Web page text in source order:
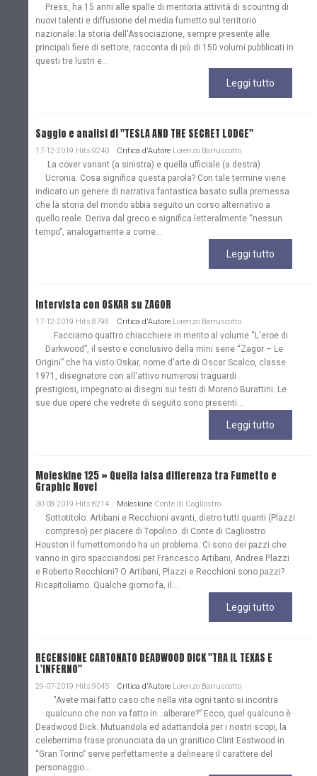
Press, ha 15 anni alle spalle di meritoria attività di scountng di
nuovi talenti e diffusione del media fumetto sul territorio
nazionale: la storia dell'Associazione, sempre presente alle
principali fiere di settore, racconta di più di 150 volumi pubblicati in
questi tre lustri e...
Leggi tutto
Saggio e analisi di "TESLA AND THE SECRET LODGE"
17-12-2019 Hits:9240 Critica d'Autore Lorenzo Barruscotto
La cover variant (a sinistra) e quella ufficiale (a destra)
Ucronia. Cosa significa questa parola? Con tale termine viene
indicato un genere di narrativa fantastica basato sulla premessa
che la storia del mondo abbia seguito un corso alternativo a
quello reale. Deriva dal greco e significa letteralmente “nessun
tempo”, analogamente a come...
Leggi tutto
Intervista con OSKAR su ZAGOR
17-12-2019 Hits:8798 Critica d'Autore Lorenzo Barruscotto
Facciamo quattro chiacchiere in merito al volume “L'eroe di
Darkwood”, il sesto e conclusivo della mini serie “Zagor – Le
Origini” che ha visto Oskar, nome d'arte di Oscar Scalco, classe
1971, disegnatore con all'attivo numerosi traguardi
prestigiosi, impegnato ai disegni sui testi di Moreno Burattini. Le
sue due opere che vedrete di seguito sono presenti...
Leggi tutto
Moleskine 125 » Quella falsa differenza tra Fumetto e
Graphic Novel
30-08-2019 Hits:8214 Moleskine Conte di Cagliostro
Sottotitolo: Artibani e Recchioni avanti, dietro tutti quanti (Plazzi
compreso) per piacere di Topolino. di Conte di Cagliostro
Houston il fumettomondo ha un problema. Ci sono dei pazzi che
vanno in giro spacciandosi per Francesco Artibani, Andrea Plazzi
e Roberto Recchioni? O Artibani, Plazzi e Recchioni sono pazzi?
Ricapitoliamo. Qualche giorno fa, il...
Leggi tutto
RECENSIONE CARTONATO DEADWOOD DICK "TRA IL TEXAS E
L'INFERNO"
29-07-2019 Hits:9045 Critica d'Autore Lorenzo Barruscotto
"Avete mai fatto caso che nella vita ogni tanto si incontra
qualcuno che non va fatto in…alberare?” Ecco, quel qualcuno è
Deadwood Dick. Mutuandola ed adattandola per i nostri scopi, la
celeberrima frase pronunciata da un granitico Clint Eastwood in
“Gran Torino” serve perfettamente a delineare il carattere del
personaggio...